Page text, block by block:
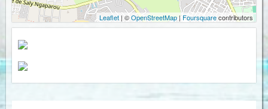
Leaflet | ©OpenStreetMap|Foursquarecontributors